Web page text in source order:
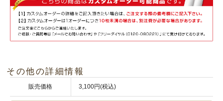
その他の詳細情報
販売価格 3,100円(税込)